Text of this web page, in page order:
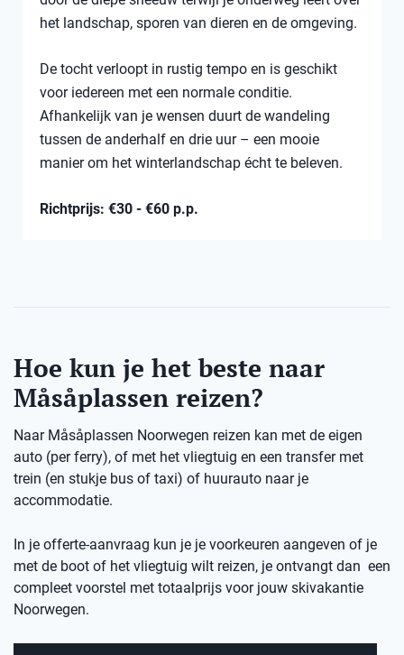
het landschap, sporen van dieren en de omgeving.
De tocht verloopt in rustig tempo en is geschikt
voor iedereen met een normale conditie.
Afhankelijk van je wensen duurt de wandeling
tussen de anderhalf en drie uur – een mooie
manier om het winterlandschap écht te beleven.
Richtprijs: €30 - €60 p.p.
Hoe kun je het beste naar
Måsåplassen reizen?
Naar Måsåplassen Noorwegen reizen kan met de eigen
auto (per ferry), of met het vliegtuig en een transfer met
trein (en stukje bus of taxi) of huurauto naar je
accommodatie.
In je offerte-aanvraag kun je je voorkeuren aangeven of je
met de boot of het vliegtuig wilt reizen, je ontvangt dan een
compleet voorstel met totaalprijs voor jouw skivakantie
Noorwegen.